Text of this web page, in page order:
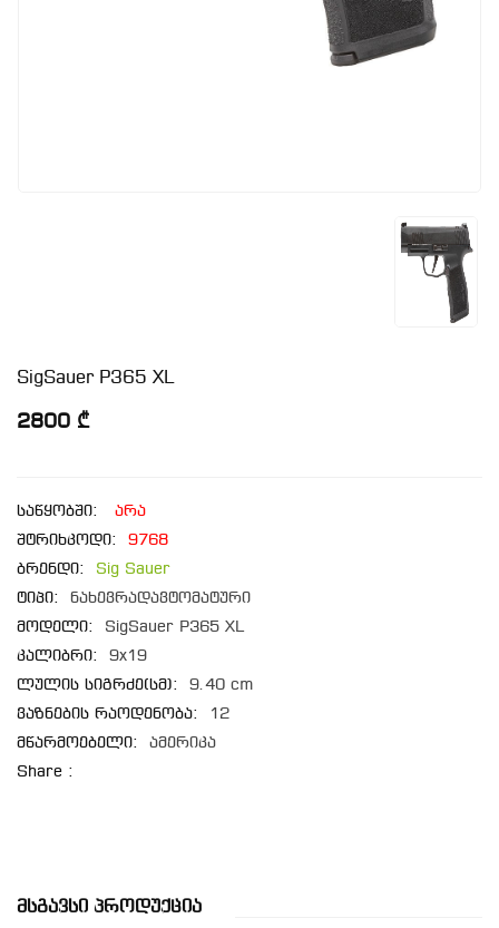
SigSauer P365 XL
2800 ₾
საწყობში:
არა
შტრიხკოდი:
9768
ბრენდი:
Sig Sauer
ტიპი:
ნახევრადავტომატური
მოდელი:
SigSauer P365 XL
კალიბრი:
9x19
ლულის სიგრძე(სმ):
9.40 cm
ვაზნების რაოდენობა:
12
მწარმოებელი:
ამერიკა
Share :
Მსგავსი Პროდუქცია